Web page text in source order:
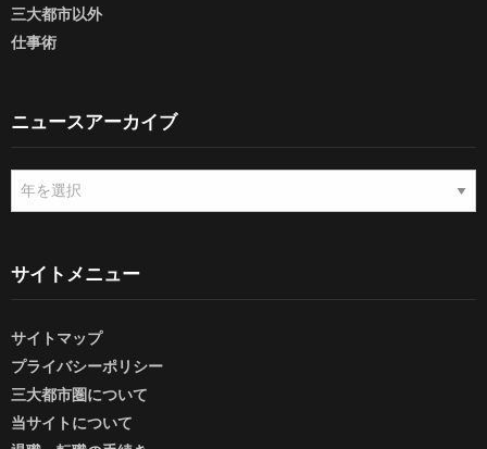
三大都市以外
仕事術
ニュースアーカイブ
ア
イ
ブ
サイトメニュー
サイトマップ
プライバシーポリシー
三大都市圏について
当サイトについて